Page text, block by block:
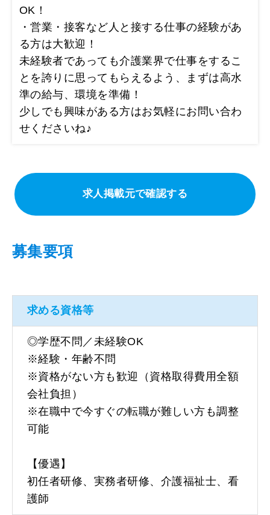
OK！
・営業・接客など人と接する仕事の経験があ
る方は大歓迎！
未経験者であっても介護業界で仕事をするこ
とを誇りに思ってもらえるよう、まずは高水
準の給与、環境を準備！
少しでも興味がある方はお気軽にお問い合わ
せくださいね♪
求人掲載元で確認する
募集要項
求める資格等
◎学歴不問／未経験OK
※経験・年齢不問
※資格がない方も歓迎（資格取得費用全額
会社負担）
※在職中で今すぐの転職が難しい方も調整
可能
【優遇】
初任者研修、実務者研修、介護福祉士、看
護師